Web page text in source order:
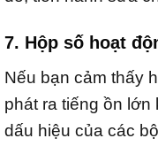
7. Hộp số hoạt
Nếu bạn cảm thấy
phát ra tiếng ồn lớn
dấu hiệu của các